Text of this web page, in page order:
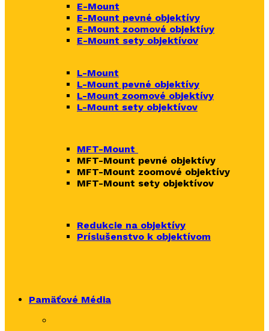
E-Mount
E-Mount pevné objektívy
E-Mount zoomové objektívy
E-Mount sety objektívov
L-Mount
L-Mount pevné objektívy
L-Mount zoomové objektívy
L-Mount sety objektívov
MFT-Mount
MFT-Mount pevné objektívy
MFT-Mount zoomové objektívy
MFT-Mount sety objektívov
Redukcie na objektívy
Príslušenstvo k objektívom
Pamäťové Média